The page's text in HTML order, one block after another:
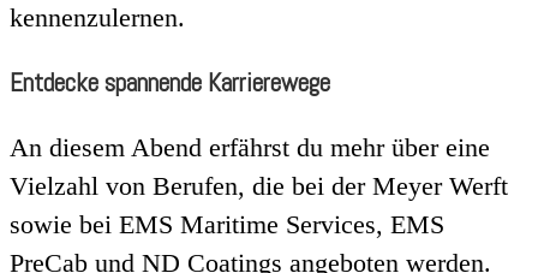
kennenzulernen.
Entdecke spannende Karrierewege
An diesem Abend erfährst du mehr über eine
Vielzahl von Berufen, die bei der Meyer Werft
sowie bei EMS Maritime Services, EMS
PreCab und ND Coatings angeboten werden.